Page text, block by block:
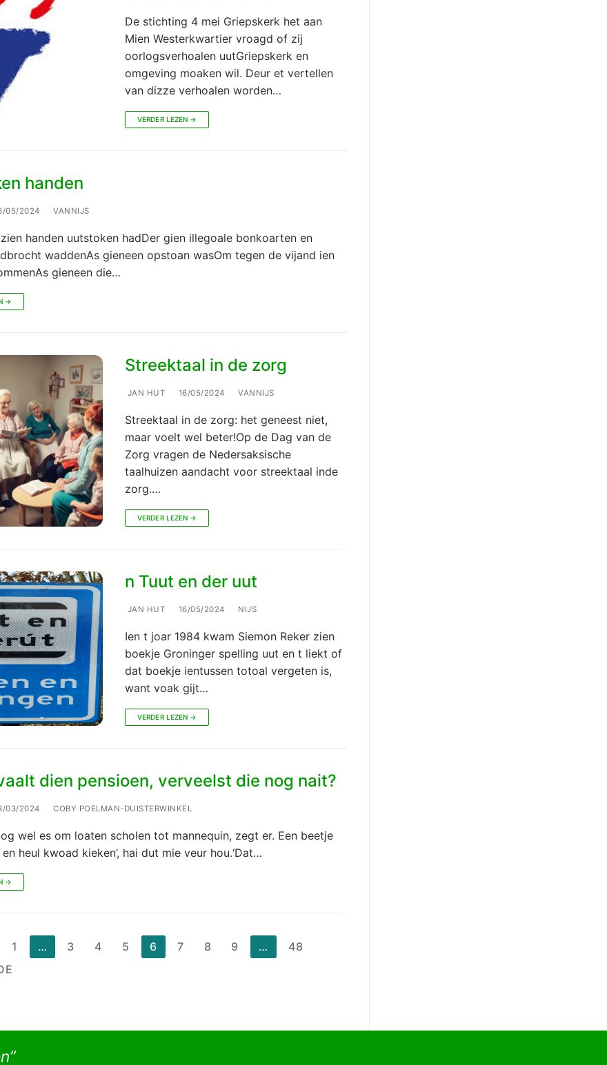
De stichting 4 mei Griepskerk het aan
Mien Westerkwartier vroagd of zij
oorlogsverhoalen uutGriepskerk en
omgeving moaken wil. Deur et vertellen
van dizze verhoalen worden…
VERDER LEZEN →
handen
05/2024 VANNIJS
handen uutstoken hadDer gien illegoale bonkoarten en
waddenAs gieneen opstoan wasOm tegen de vijand ien
gieneen die…
→
Streektaal in de zorg
JAN HUT 16/05/2024 VANNIJS
Streektaal in de zorg: het geneest niet,
maar voelt wel beter!Op de Dag van de
Zorg vragen de Nedersaksische
taalhuizen aandacht voor streektaal inde
zorg.…
VERDER LEZEN →
n Tuut en der uut
JAN HUT 16/05/2024 NIJS
Ien t joar 1984 kwam Siemon Reker zien
boekje Groninger spelling uut en t liekt of
dat boekje ientussen totoal vergeten is,
want voak gijt…
VERDER LEZEN →
dien pensioen, verveelst die nog nait?
03/2024 COBY POELMAN-DUISTERWINKEL
wel es om loaten scholen tot mannequin, zegt er. Een beetje
heul kwoad kieken’, hai dut mie veur hou.‘Dat…
→
1 … 3 4 5 6 7 8 9 …
48